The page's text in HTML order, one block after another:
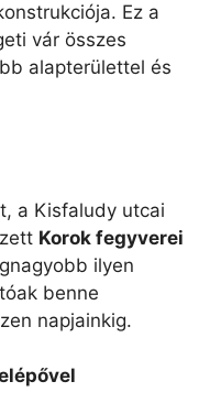
Ez a
vár összes
alapterülettel és
a Kisfaludy utcai
Korok fegyverei
ilyen
benne
napjainkig.